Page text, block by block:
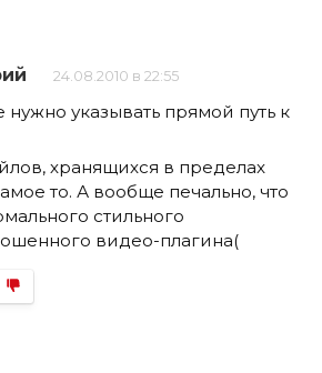
24.08.2010 в 22:55
нужно указывать прямой путь к
хранящихся в пределах
то. А вообще печально, что
стильного
видео-плагина(